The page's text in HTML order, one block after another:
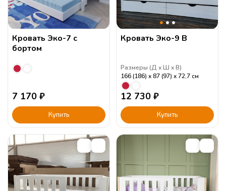
Кровать Эко-7 с
бортом
7 170 ₽
Купить
Кровать Эко-9 В
Размеры (Д Ш В)
166 (186)
87 (97) 72,7 см
12 730 ₽
Купить